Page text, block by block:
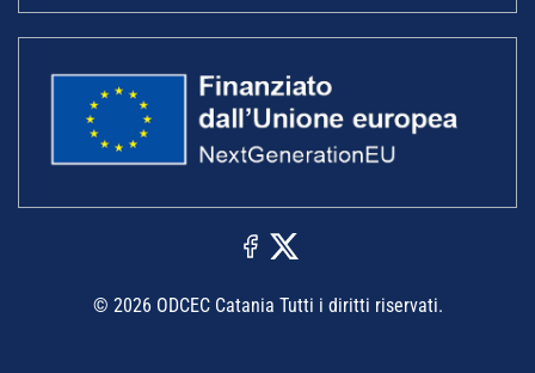
© 2026 ODCEC Catania Tutti i diritti riservati.